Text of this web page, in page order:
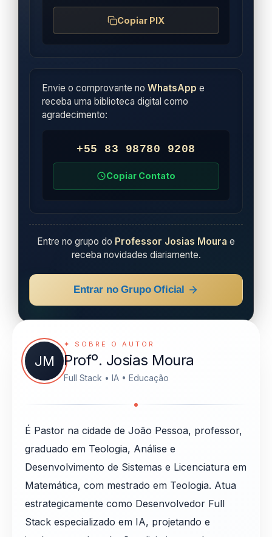
Copiar PIX
Envie o comprovante noWhatsApp e
receba uma biblioteca digital como
agradecimento:
+55 83 98780 9208
Copiar Contato
Entre no grupo do Professor Josias Moura e
receba novidades diariamente.
Entrar no Grupo Oficial
JM
✦ SOBRE O AUTOR
Profº. Josias Moura
Full Stack • IA • Educação
É Pastor na cidade de João Pessoa, professor,
graduado em Teologia, Análise e
Desenvolvimento de Sistemas e Licenciatura em
Matemática, com mestrado em Teologia. Atua
estrategicamente como Desenvolvedor Full
Stack especializado em IA, projetando e